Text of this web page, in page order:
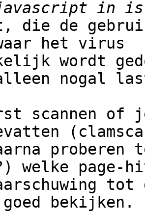
die de
het virus
wordt
nogal
scannen
proberen
welke page-
tot
bekijken.